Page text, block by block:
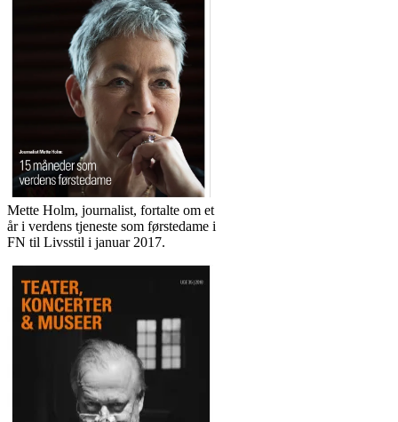
Mette Holm, journalist, fortalte om et
år i verdens tjeneste som førstedame i
FN til Livsstil i januar 2017.